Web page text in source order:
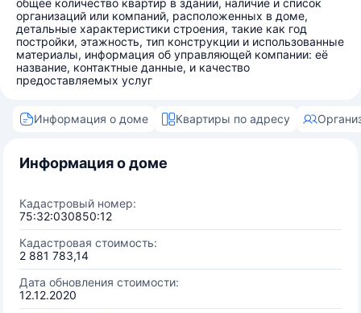
общее количество квартир в здании, наличие и список
организаций или компаний, расположенных в доме,
детальные характеристики строения, такие как год
постройки, этажность, тип конструкции и использованные
материалы, информация об управляющей компании: её
название, контактные данные, и качество
предоставляемых услуг
Информация о доме Квартиры по адресу
Информация о доме
Кадастровый номер:
75:32:030850:12
Кадастровая стоимость:
2 881 783,14
Дата обновления стоимости:
12.12.2020